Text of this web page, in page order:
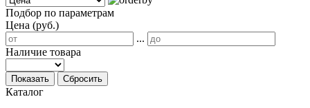
Подбор по параметрам
Цена (руб.)
...
Наличие товара
Показать Сбросить
Каталог